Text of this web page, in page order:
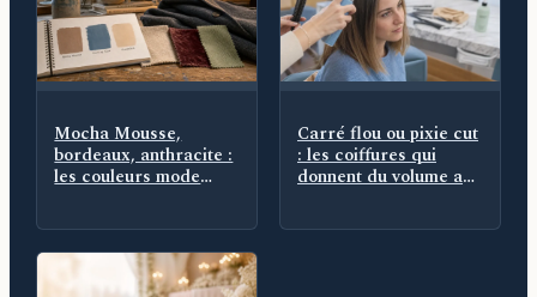
Mocha Mousse,
bordeaux, anthracite :
les couleurs mode
Carré flou ou pixie cut
: les coiffures qui
donnent du volume aux